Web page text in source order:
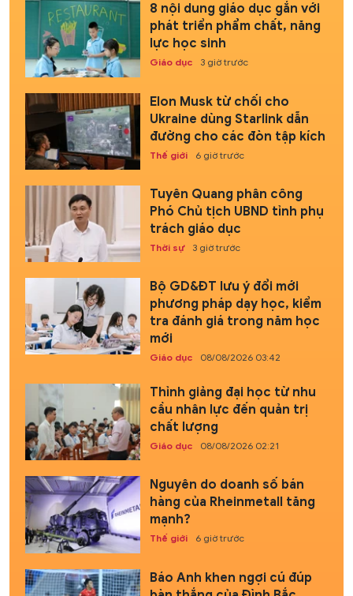
8 nội dung giáo dục gắn với
phát triển phẩm chất, năng
lực học sinh
Giáo dục 3 giờ trước
Elon Musk từ chối cho
Ukraine dùng Starlink dẫn
đường cho các đòn tập kích
Thế giới 6 giờ trước
Tuyên Quang phân công
Phó Chủ tịch UBND tỉnh phụ
trách giáo dục
Thời sự 3 giờ trước
Bộ GD&ĐT lưu ý đổi mới
phương pháp dạy học, kiểm
tra đánh giá trong năm học
mới
Giáo dục 08/08/2026 03:42
Thỉnh giảng đại học từ nhu
cầu nhân lực đến quản trị
chất lượng
Giáo dục 08/08/2026 02:21
Nguyên do doanh số bán
hàng của Rheinmetall tăng
mạnh?
Thế giới 6 giờ trước
Báo Anh khen ngợi cú đúp